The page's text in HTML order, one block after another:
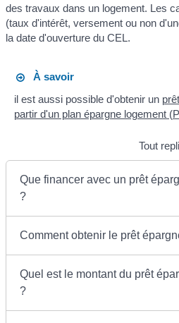
des travaux dans un logement. Les
(taux d'intérêt, versement ou non
la date d'ouverture du CEL.
À savoir
il est aussi possible d'obtenir un
partir d'un plan épargne logement
Tout
Que financer avec un prêt
?
Comment obtenir le prêt
Quel est le montant du prêt
?